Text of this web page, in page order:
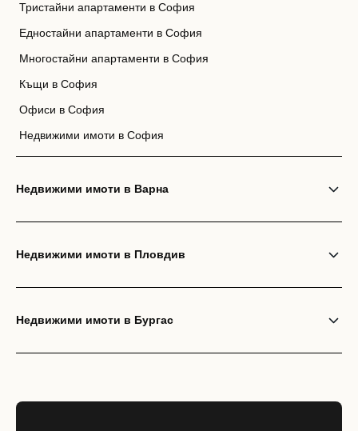
Тристайни апартаменти в София
Едностайни апартаменти в София
Многостайни апартаменти в София
Къщи в София
Офиси в София
Недвижими имоти в София
Недвижими имоти в Варна
Недвижими имоти в Пловдив
Недвижими имоти в Бургас